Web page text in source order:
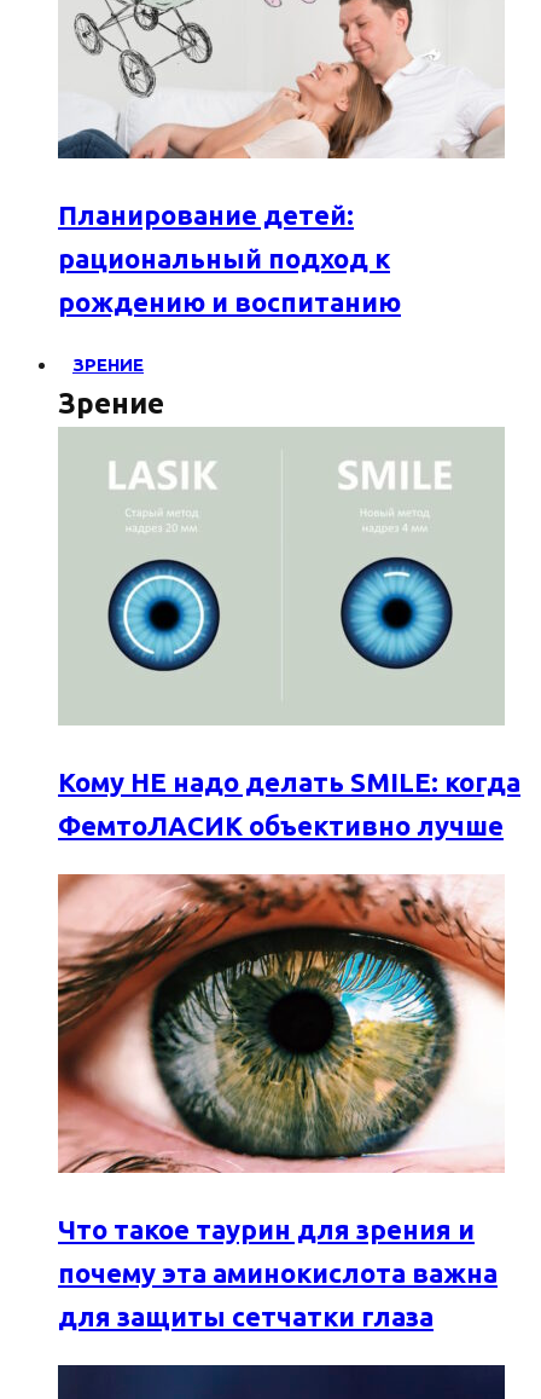
Планирование детей:
рациональный подход к
рождению и воспитанию
ЗРЕНИЕ
Зрение
Кому НЕ надо делать SMILE: когда
ФемтоЛАСИК объективно лучше
Что такое таурин для зрения и
почему эта аминокислота важна
для защиты сетчатки глаза